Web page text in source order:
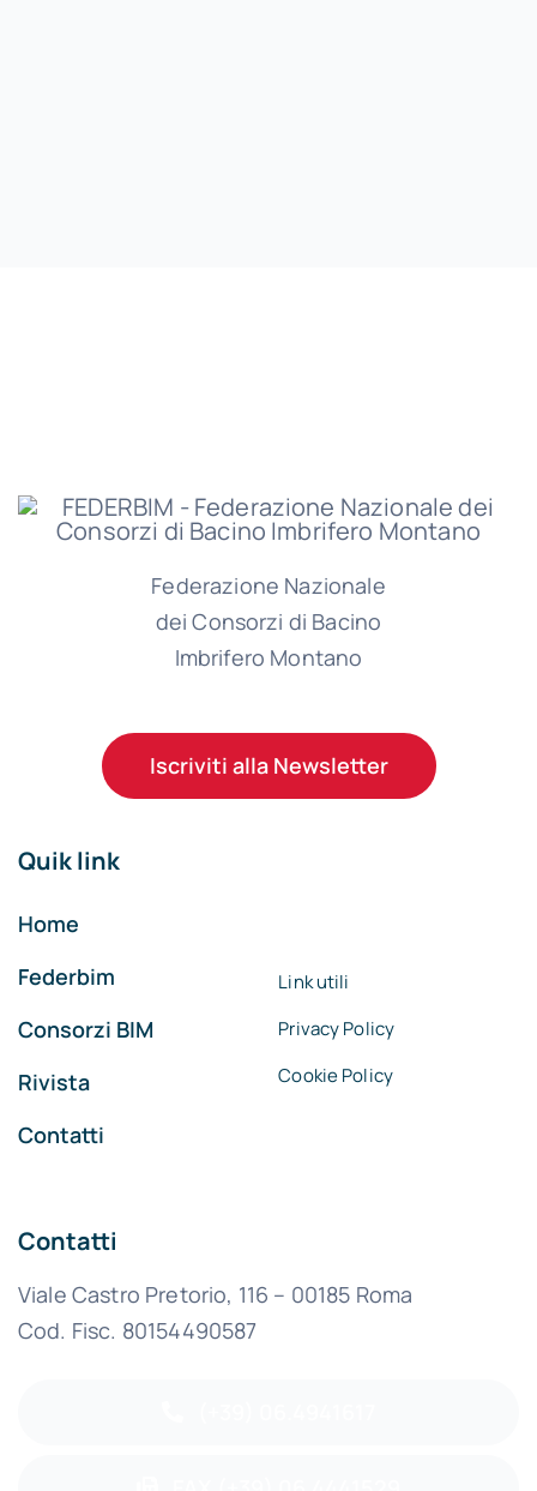
Federazione Nazionale
dei Consorzi di Bacino
Imbrifero Montano
Iscriviti alla Newsletter
Quik link
Home
Federbim
Consorzi BIM
Rivista
Contatti
Link utili
Privacy Policy
Cookie Policy
Contatti
Viale Castro Pretorio, 116 – 00185 Roma
Cod. Fisc. 80154490587